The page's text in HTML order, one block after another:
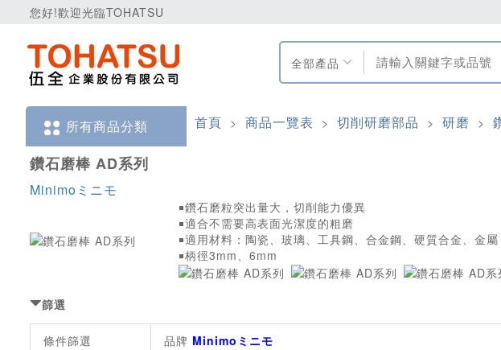
您好!歡迎光臨TOHATSU
全部產品
所有商品分類 首頁 > 商品一覽表 > 切削研磨部品 > 研磨 >
鑽石磨棒 AD系列
Minimoミニモ
￭鑽石磨粒突出量大，切削能力優異
￭適合不需要高表面光潔度的粗磨
￭適用材料：陶瓷、玻璃、工具鋼、合金鋼、硬質合金、金屬
￭柄徑3mm、6mm
篩選
條件篩選 品牌 Minimoミニモ